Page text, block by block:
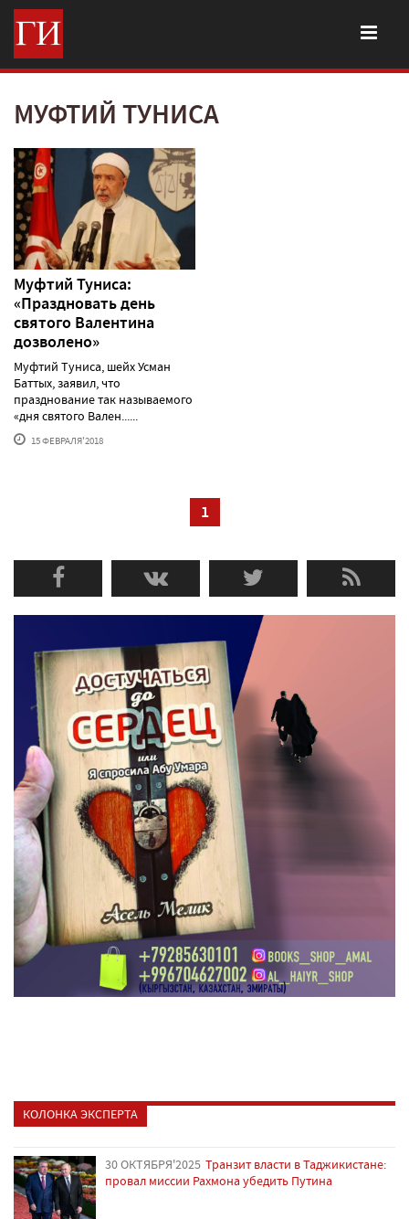
МУФТИЙ ТУНИСА
Муфтий Туниса:
«Праздновать день
святого Валентина
дозволено»
Муфтий Туниса, шейх Усман
Баттых, заявил, что
празднование так называемого
«дня святого Вален......
15 ФЕВРАЛЯ'2018
1
КОЛОНКА ЭКСПЕРТА
30 ОКТЯБРЯ'2025 Транзит власти в Таджикистане:
провал миссии Рахмона убедить Путина